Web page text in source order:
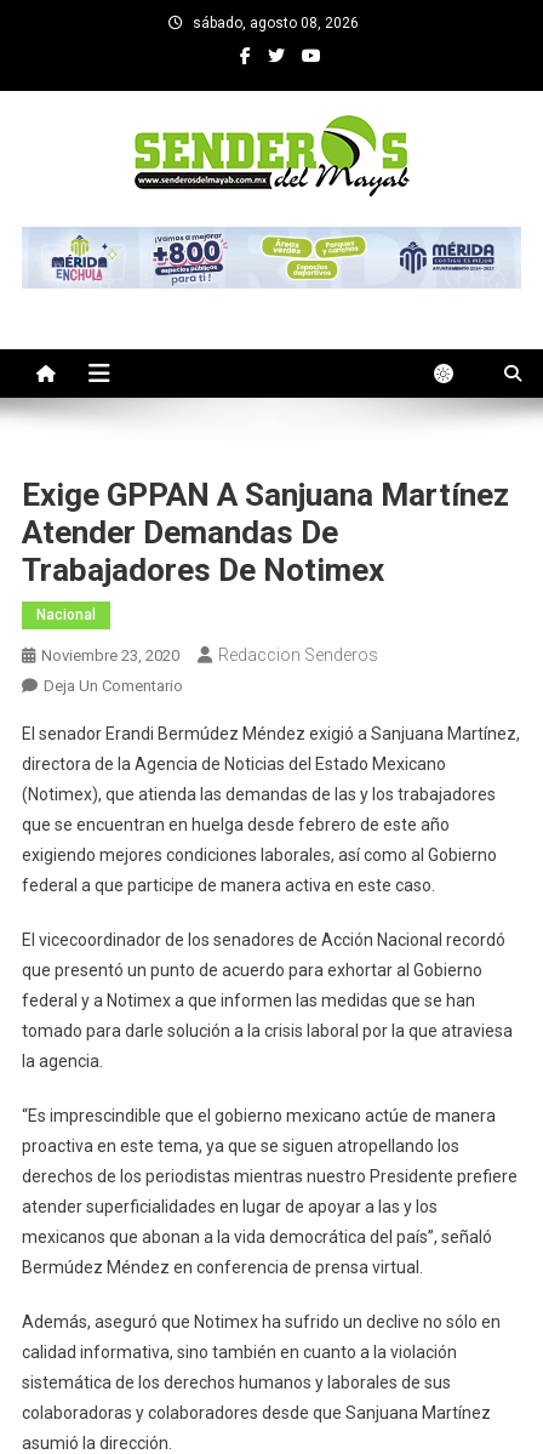
sábado, agosto 08, 2026
SENDEROS DEL MAYAB
Exige GPPAN A Sanjuana Martínez
Atender Demandas De
Trabajadores De Notimex
Nacional
Noviembre 23, 2020 Redaccion Senderos
Deja Un ComentarioEn
GPPAN
A
Sanjuana
Martínez
Atender
Demandas
Trabajadores
De
Notimex
El senador Erandi Bermúdez Méndez exigió a Sanjuana Martínez,
directora de la Agencia de Noticias del Estado Mexicano
(Notimex), que atienda las demandas de las y los trabajadores
que se encuentran en huelga desde febrero de este año
exigiendo mejores condiciones laborales, así como al Gobierno
federal a que participe de manera activa en este caso.
El vicecoordinador de los senadores de Acción Nacional recordó
que presentó un punto de acuerdo para exhortar al Gobierno
federal y a Notimex a que informen las medidas que se han
tomado para darle solución a la crisis laboral por la que atraviesa
la agencia.
“Es imprescindible que el gobierno mexicano actúe de manera
proactiva en este tema, ya que se siguen atropellando los
derechos de los periodistas mientras nuestro Presidente prefiere
atender superficialidades en lugar de apoyar a las y los
mexicanos que abonan a la vida democrática del país”, señaló
Bermúdez Méndez en conferencia de prensa virtual.
Además, aseguró que Notimex ha sufrido un declive no sólo en
calidad informativa, sino también en cuanto a la violación
sistemática de los derechos humanos y laborales de sus
colaboradoras y colaboradores desde que Sanjuana Martínez
asumió la dirección.